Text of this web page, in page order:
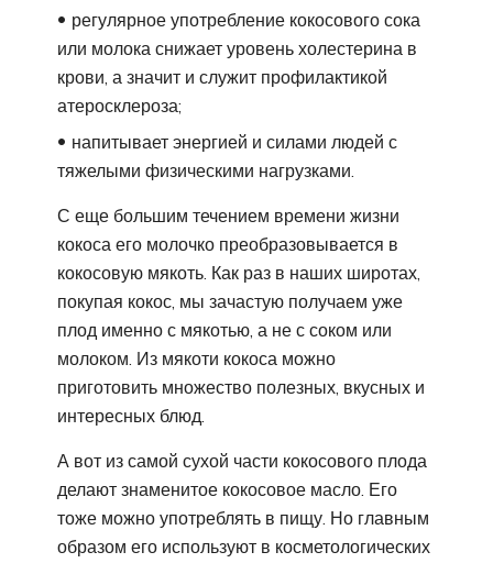
регулярное употребление кокосового сока
или молока снижает уровень холестерина в
крови, а значит и служит профилактикой
атеросклероза;
напитывает энергией и силами людей с
тяжелыми физическими нагрузками.
С еще большим течением времени жизни
кокоса его молочко преобразовывается в
кокосовую мякоть. Как раз в наших широтах,
покупая кокос, мы зачастую получаем уже
плод именно с мякотью, а не с соком или
молоком. Из мякоти кокоса можно
приготовить множество полезных, вкусных и
интересных блюд.
А вот из самой сухой части кокосового плода
делают знаменитое кокосовое масло. Его
тоже можно употреблять в пищу. Но главным
образом его используют в косметологических